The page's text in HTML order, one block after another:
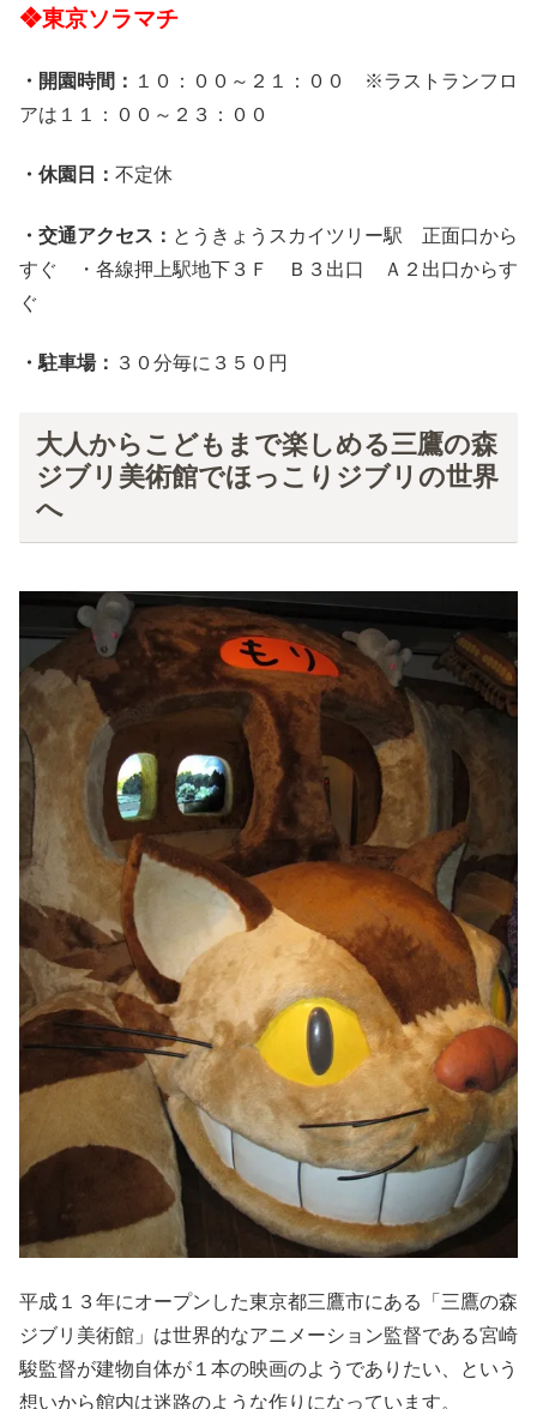
❖東京ソラマチ
・開園時間： １０：００～２１：００ ※ラストランフロ
アは１１：００～２３：００
・休園日： 不定休
・交通アクセス： とうきょうスカイツリー駅 正面口から
すぐ ・各線押上駅地下３Ｆ Ｂ３出口 Ａ２出口からす
ぐ
・駐車場： ３０分毎に３５０円
大人からこどもまで楽しめる三鷹の森
ジブリ美術館でほっこりジブリの世界
へ
平成１３年にオープンした東京都三鷹市にある「三鷹の森
ジブリ美術館」は世界的なアニメーション監督である宮崎
駿監督が建物自体が１本の映画のようでありたい、という
想いから館内は迷路のような作りになっています。